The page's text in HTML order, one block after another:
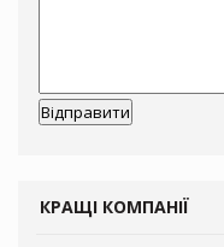
КРАЩІ КОМПАНІЇ